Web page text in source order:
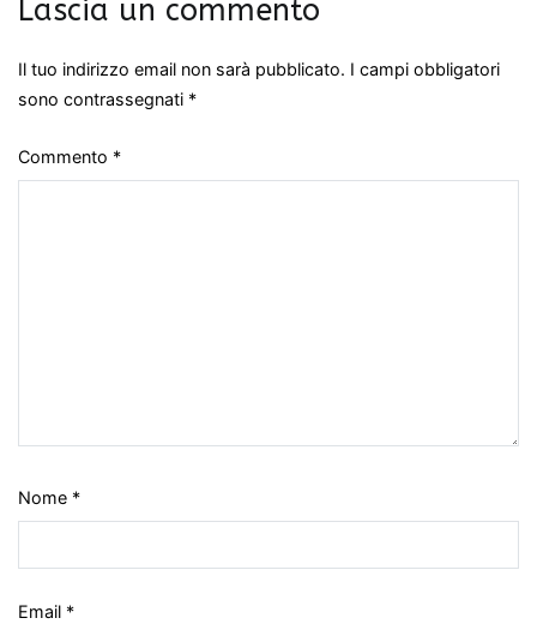
Lascia un commento
Il tuo indirizzo email non sarà pubblicato. I campi obbligatori
sono contrassegnati *
Commento *
Nome *
Email *